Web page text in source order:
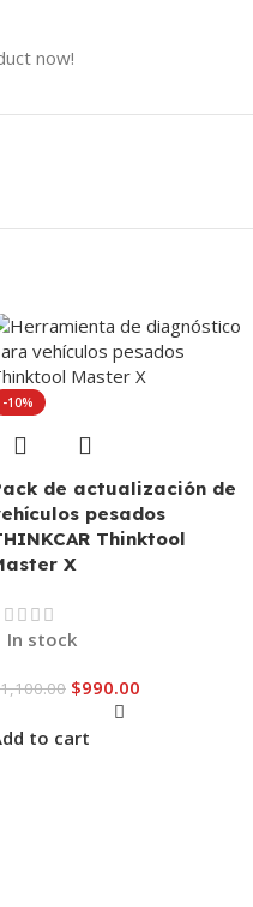
now!
-10%
de actualización de
pesados
Thinktool
X
In stock
1,100.00 $990.00
to cart